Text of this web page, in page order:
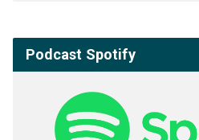
Podcast Spotify